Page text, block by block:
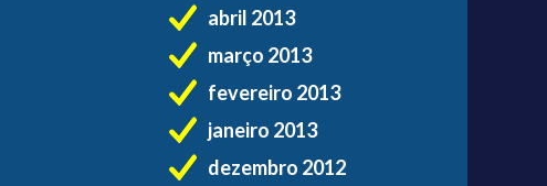
abril 2013
março 2013
fevereiro 2013
janeiro 2013
dezembro 2012